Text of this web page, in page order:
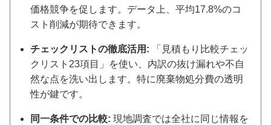
価格競争を促します。データ上、平均17.8%のコ
スト削減が期待できます。
チェックリストの徹底活用: 「見積もり比較チェッ
クリスト23項目」を使い、内訳の抜け漏れや不自
然な点を洗い出します。特に廃棄物処分費の透明
性が鍵です。
同一条件での比較: 現地調査では全社に同じ情報を